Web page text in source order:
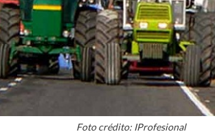
Foto crédito: IProfesional